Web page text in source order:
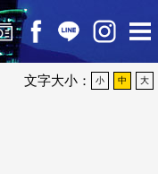
文字大小： 小 中 大